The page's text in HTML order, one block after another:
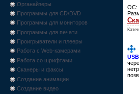
Органайзеры
Программы для CD/DVD
Программы для мониторов
Программы для печати
Проигрыватели и плееры
Работа с Web-камерами
Работа со шрифтами
Сканеры и факсы
Создание анимации
Создание видео
ОС: